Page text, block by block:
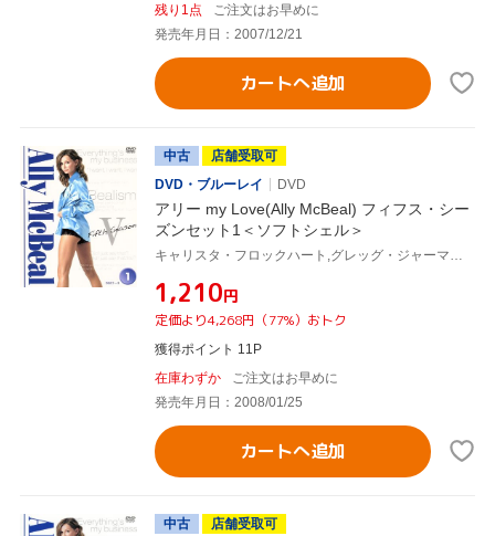
残り1点
ご注文はお早めに
発売年月日：2007/12/21
カートへ追加
中古
店舗受取可
DVD・ブルーレイ
DVD
アリー my Love(Ally McBeal) フィフス・シー
ズンセット1＜ソフトシェル＞
¥1,210円
定価より4,268円（77%）おトク
獲得ポイント 11P
在庫わずか
ご注文はお早めに
発売年月日：2008/01/25
カートへ追加
中古 店舗受取可